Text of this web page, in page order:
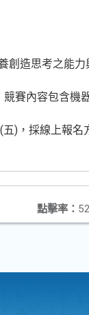
創造思考之能
賽內容包含
)，採線上報名
點擊率：